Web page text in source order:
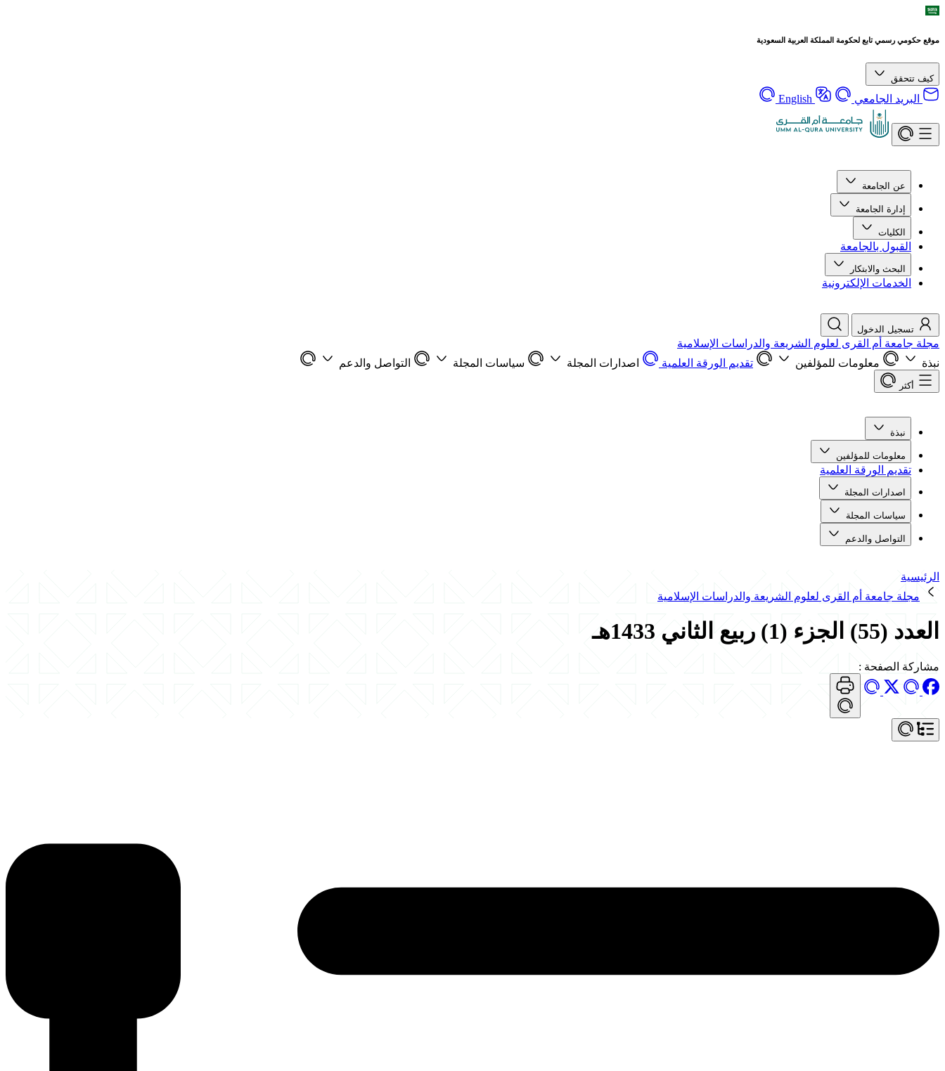
موقع حكومي رسمي تابع لحكومة المملكة العربية السعودية
كيف تتحقق
البريد الجامعي English
عن الجامعة
إدارة الجامعة
الكليات
القبول بالجامعة
البحث والابتكار
الخدمات الإلكترونية
تسجيل الدخول
مجلة جامعة أم القرى لعلوم الشريعة والدراسات الإسلامية
نبذة
معلومات للمؤلفين تقديم الورقة العلمية اصدارات المجلة سياسات المجلة التواصل والدعم
أكثر
نبذة
معلومات للمؤلفين
تقديم الورقة العلمية
اصدارات المجلة
سياسات المجلة
التواصل والدعم
الرئيسية
مجلة جامعة أم القرى لعلوم الشريعة والدراسات الإسلامية
العدد (55) الجزء (1) ربيع الثاني 1433هـ
مشاركة الصفحة :